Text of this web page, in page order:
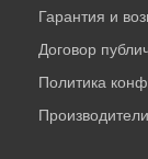
Гарантия и
Договор
Политика
Производители